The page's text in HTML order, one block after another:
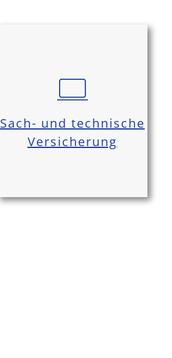
Sach- und technische
Versicherung